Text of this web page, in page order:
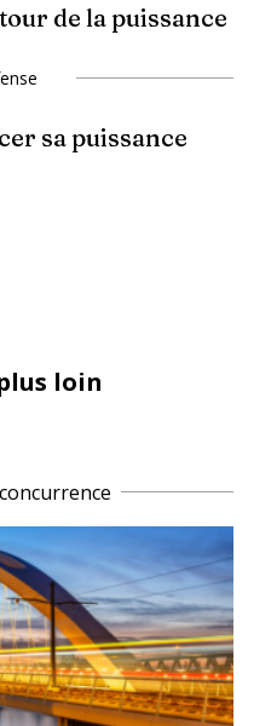
de la puissance
sa puissance
loin